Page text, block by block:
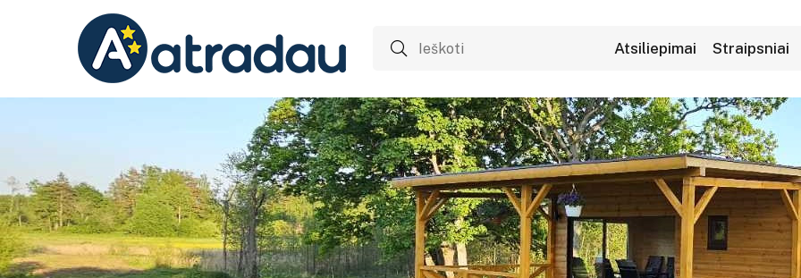
Atsiliepimai Straipsniai